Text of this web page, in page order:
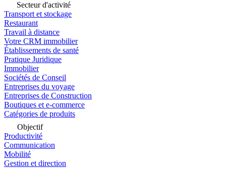
Secteur d'activité
Transport et stockage
Restaurant
Travail à distance
Votre CRM immobilier
Établissements de santé
Pratique Juridique
Immobilier
Sociétés de Conseil
Entreprises du voyage
Entreprises de Construction
Boutiques et e-commerce
Catégories de produits
Objectif
Productivité
Communication
Mobilité
Gestion et direction